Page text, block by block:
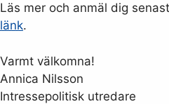
Läs mer och anmäl dig
länk.
Varmt välkomna!
Annica Nilsson
Intressepolitisk utredare